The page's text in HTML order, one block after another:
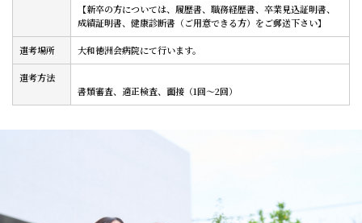
【新卒の方については、履歴書、職務経歴書、卒業見込証明書、
成績証明書、健康診断書（ご用意できる方）をご郵送下さい】
選考場所 大和徳洲会病院にて行います。
選考方法
書類審査、適正検査、面接（1回～2回）